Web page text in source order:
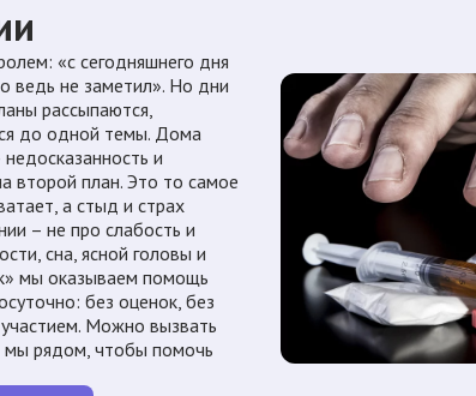
«с сегодняшнего дня
ведь не заметил». Но дни
рассыпаются,
до одной темы. Дома
и
второй план. Это то самое
а стыд и страх
– не про слабость и
сна, ясной головы и
мы оказываем помощь
без оценок, без
Можно вызвать
мы рядом, чтобы помочь